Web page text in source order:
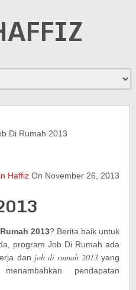
Di Rumah 2013
Haffiz On November 26, 2013
2013? Berita baik untuk
program Job Di Rumah ada
dan job di rumah 2013 yang
pendapatan